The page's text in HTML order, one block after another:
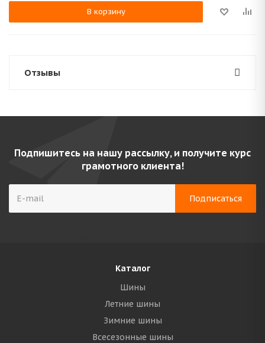
В корзину
Отзывы
Подпишитесь на нашу рассылку, и получите курс
грамотного клиента!
Каталог
Шины
Летние шины
Зимние шины
Всесезонные шины